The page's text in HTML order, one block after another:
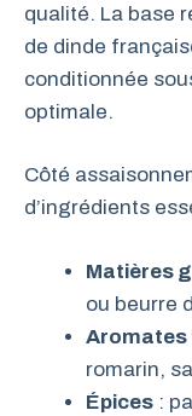
qualité. La base
de dinde
conditionnée
optimale.
Côté
d’ingrédients
Matières
ou beurre
Aromates
romarin,
Épices :